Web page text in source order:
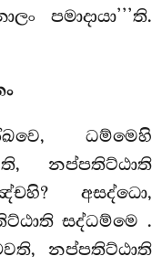
පමාදායා’’’ති.
ධම්මෙහි
නප්පතිට්ඨාති
අසද්ධො,
සද්ධම්මෙ .
නප්පතිට්ඨාති